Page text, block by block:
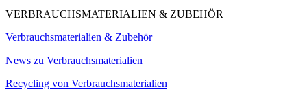
VERBRAUCHSMATERIALIEN & ZUBEHÖR
Verbrauchsmaterialien & Zubehör
News zu Verbrauchsmaterialien
Recycling von Verbrauchsmaterialien